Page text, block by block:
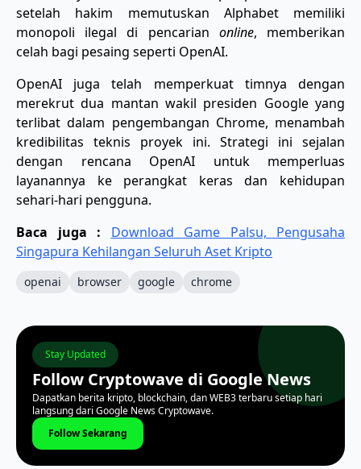
setelah hakim memutuskan Alphabet memiliki
monopoli ilegal di pencarian online, memberikan
celah bagi pesaing seperti OpenAI.
OpenAI juga telah memperkuat timnya dengan
merekrut dua mantan wakil presiden Google yang
terlibat dalam pengembangan Chrome, menambah
kredibilitas teknis proyek ini. Strategi ini sejalan
dengan rencana OpenAI untuk memperluas
layanannya ke perangkat keras dan kehidupan
sehari-hari pengguna.
Baca juga : ​Download Game Palsu, Pengusaha
Singapura Kehilangan Seluruh Aset Kripto
openai browser google chrome
Stay Updated
Follow Cryptowave di Google News
Dapatkan berita kripto, blockchain, dan WEB3 terbaru setiap hari
langsung dari Google News Cryptowave.
Follow Sekarang